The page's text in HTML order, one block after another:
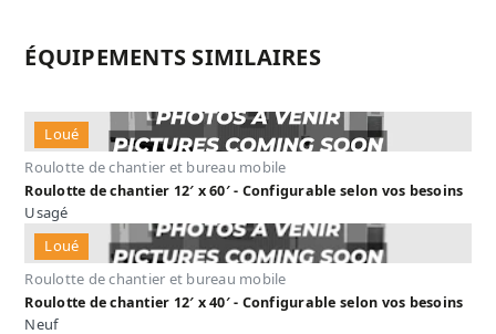
ÉQUIPEMENTS SIMILAIRES
Loué
Roulotte de chantier et bureau mobile
Roulotte de chantier 12′ x 60′ - Configurable selon vos besoins
Usagé
Loué
Roulotte de chantier et bureau mobile
Roulotte de chantier 12′ x 40′ - Configurable selon vos besoins
Neuf